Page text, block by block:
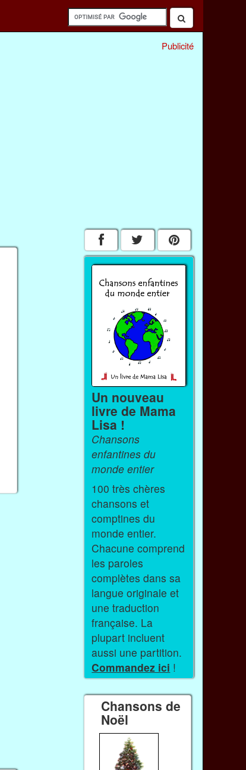
Publicité
Un nouveau
livre de Mama
Lisa !
Chansons
enfantines du
monde entier
100 très chères
chansons et
comptines du
monde entier.
Chacune comprend
les paroles
complètes dans sa
langue originale et
une traduction
française. La
plupart incluent
aussi une partition.
Commandez ici !
Chansons de
Noël